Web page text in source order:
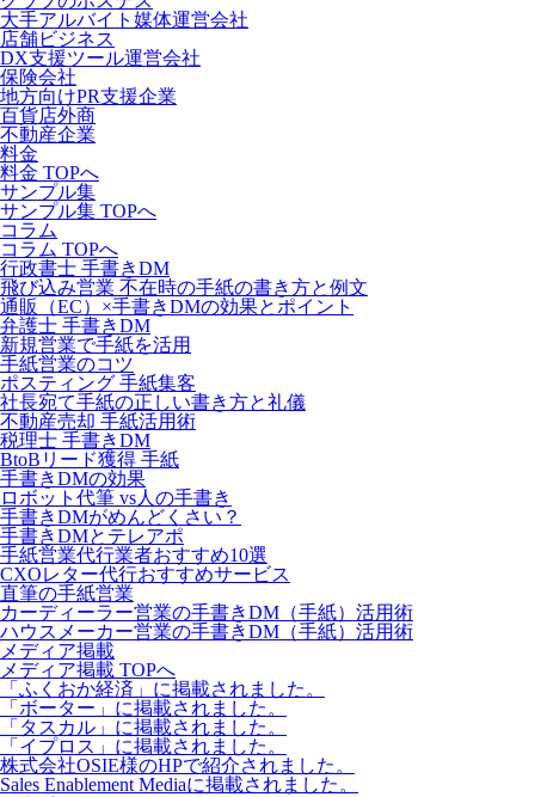
大手アルバイト媒体運営会社
店舗ビジネス
DX支援ツール運営会社
保険会社
地方向けPR支援企業
百貨店外商
不動産企業
料金
料金 TOPへ
サンプル集
サンプル集 TOPへ
コラム
コラム TOPへ
行政書士 手書きDM
飛び込み営業 不在時の手紙の書き方と例文
通販（EC）×手書きDMの効果とポイント
弁護士 手書きDM
新規営業で手紙を活用
手紙営業のコツ
ポスティング 手紙集客
社長宛て手紙の正しい書き方と礼儀
不動産売却 手紙活用術
税理士 手書きDM
BtoBリード獲得 手紙
手書きDMの効果
ロボット代筆 vs人の手書き
手書きDMがめんどくさい？
手書きDMとテレアポ
手紙営業代行業者おすすめ10選
CXOレター代行おすすめサービス
直筆の手紙営業
カーディーラー営業の手書きDM（手紙）活用術
ハウスメーカー営業の手書きDM（手紙）活用術
メディア掲載
メディア掲載 TOPへ
「ふくおか経済」に掲載されました。
「ボーター」に掲載されました。
「タスカル」に掲載されました。
「イプロス」に掲載されました。
株式会社OSIE様のHPで紹介されました。
Sales Enablement Mediaに掲載されました。